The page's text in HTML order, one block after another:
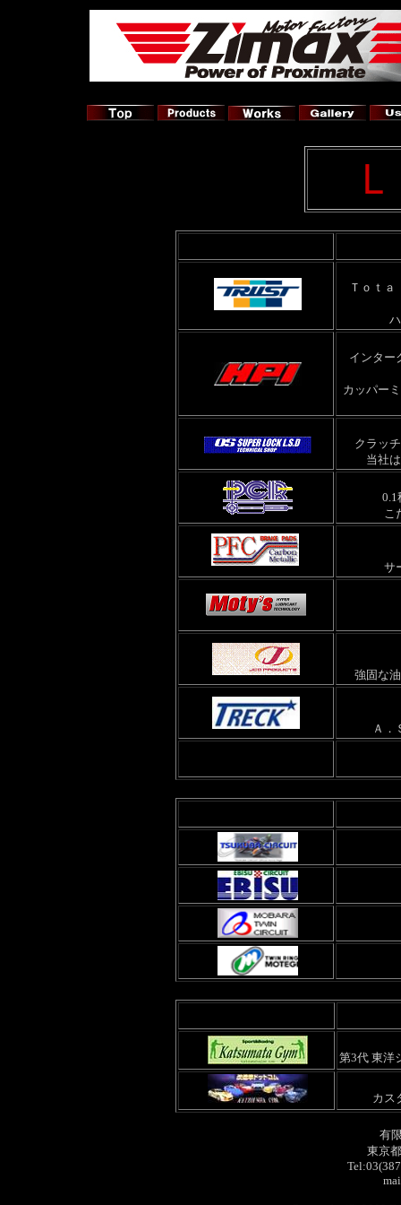
Ｔｏｔａ
インター
カッパー
クラッ
当社
0.1
こ
サ
強固な
Ａ．
第3代 東洋
カス
有
東京